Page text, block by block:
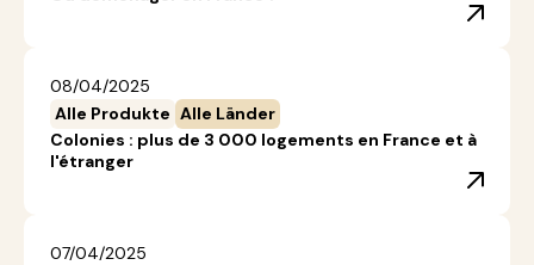
08/04/2025
Alle Produkte Alle Länder
Colonies : plus de 3 000 logements en France et à
l'étranger
07/04/2025